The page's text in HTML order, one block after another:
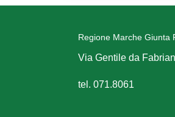
Regione Marche Giunta
Via Gentile da
tel. 071.8061